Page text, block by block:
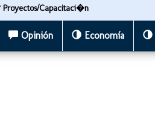
Proyectos/Capacitaci�n
Opinión Economía